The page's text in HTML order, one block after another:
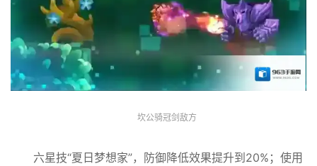
坎公骑冠剑敌方
六星技“夏日梦想家”，防御降低效果提升到20%；使用